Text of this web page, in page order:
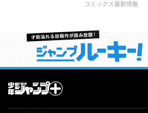
コミックス最新情報
才能溢れる投稿作が読み放題！ ジ